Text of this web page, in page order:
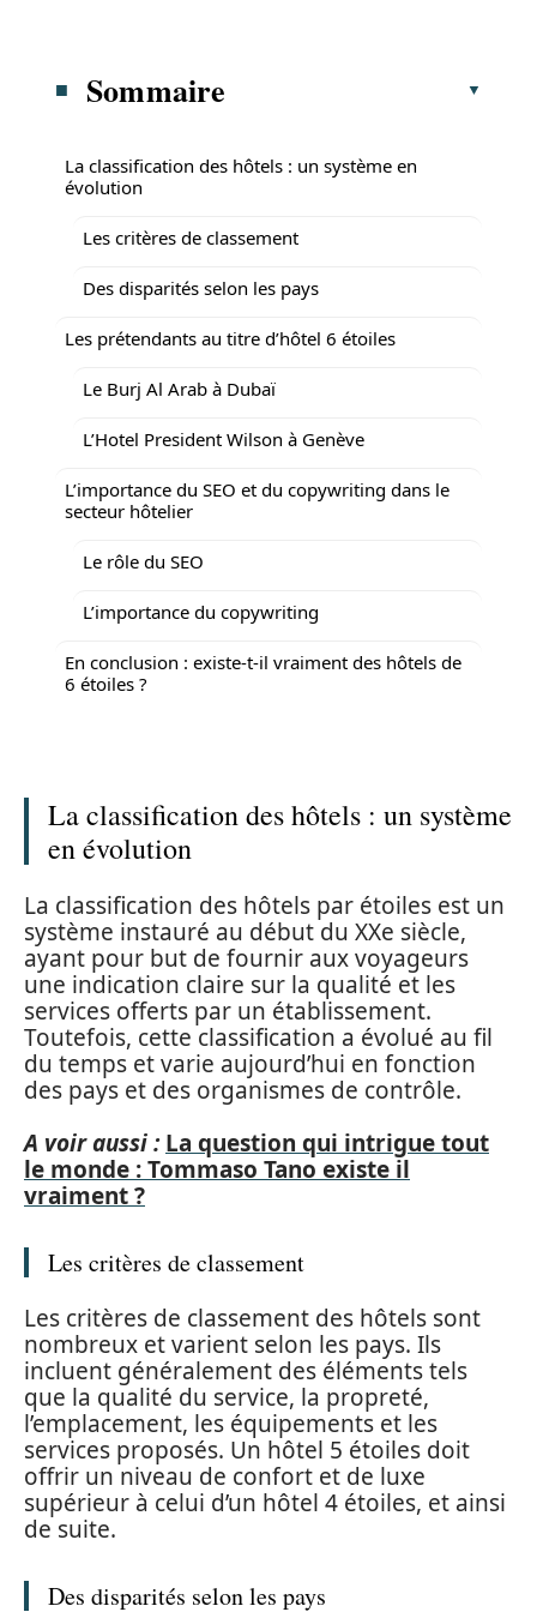
Sommaire
La classification des hôtels : un système en
évolution
Les critères de classement
Des disparités selon les pays
Les prétendants au titre d’hôtel 6 étoiles
Le Burj Al Arab à Dubaï
L’Hotel President Wilson à Genève
L’importance du SEO et du copywriting dans le
secteur hôtelier
Le rôle du SEO
L’importance du copywriting
En conclusion : existe-t-il vraiment des hôtels de
6 étoiles ?
La classification des hôtels : un système
en évolution
La classification des hôtels par étoiles est un
système instauré au début du XXe siècle,
ayant pour but de fournir aux voyageurs
une indication claire sur la qualité et les
services offerts par un établissement.
Toutefois, cette classification a évolué au fil
du temps et varie aujourd’hui en fonction
des pays et des organismes de contrôle.
A voir aussi : La question qui intrigue tout
le monde : Tommaso Tano existe il
vraiment ?
Les critères de classement
Les critères de classement des hôtels sont
nombreux et varient selon les pays. Ils
incluent généralement des éléments tels
que la qualité du service, la propreté,
l’emplacement, les équipements et les
services proposés. Un hôtel 5 étoiles doit
offrir un niveau de confort et de luxe
supérieur à celui d’un hôtel 4 étoiles, et ainsi
de suite.
Des disparités selon les pays